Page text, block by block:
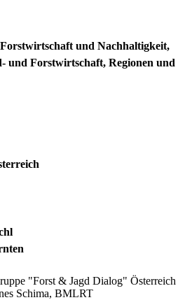
und Nachhaltigkeit,
und Forstwirtschaft, Regionen und